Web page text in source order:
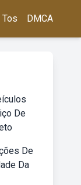
Tos DMCA
De
De
Da